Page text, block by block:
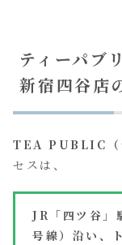
ティーパブ
新宿四谷店
TEA PUBLIC（
セスは、
JR「四ツ谷」
号線）沿い、